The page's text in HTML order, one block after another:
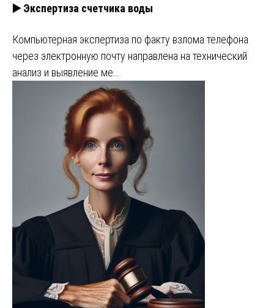
▶️ Экспертиза счетчика воды
Компьютерная экспертиза по факту взлома телефона
через электронную почту направлена на технический
анализ и выявление ме…